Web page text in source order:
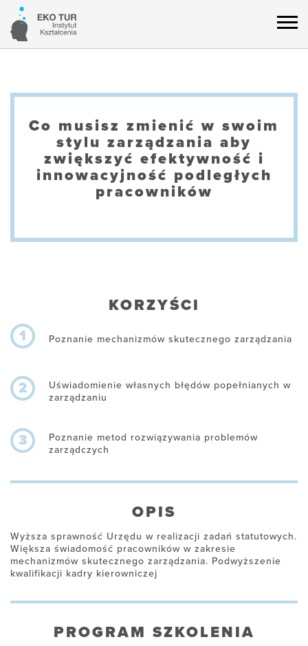
Co musisz zmienić w swoim
stylu zarządzania aby
zwiększyć efektywność i
innowacyjność podległych
pracowników
KORZYŚCI
1 Poznanie mechanizmów skutecznego zarządzania
2
Uświadomienie własnych błędów popełnianych w
zarządzaniu
3
Poznanie metod rozwiązywania problemów
zarządczych
OPIS
Wyższa sprawność Urzędu w realizacji zadań statutowych.
Większa świadomość pracowników w zakresie
mechanizmów skutecznego zarządzania. Podwyższenie
kwalifikacji kadry kierowniczej
PROGRAM SZKOLENIA